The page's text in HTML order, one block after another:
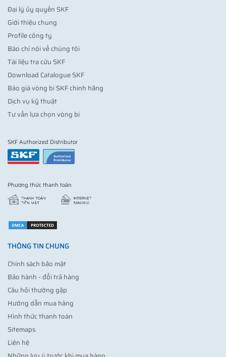
Đại lý ủy quyền SKF
Giới thiệu chung
Profile công ty
Báo chí nói về chúng tôi
Tài liệu tra cứu SKF
Download Catalogue SKF
Báo giá vòng bi SKF chính hãng
Dịch vụ kỹ thuật
Tư vấn lựa chọn vòng bi
SKF Authorized Distributor
Phương thức thanh toán
THÔNG TIN CHUNG
Chính sách bảo mật
Bảo hành - đổi trả hàng
Câu hỏi thường gặp
Hướng dẫn mua hàng
Hình thức thanh toán
Sitemaps
Liên hệ